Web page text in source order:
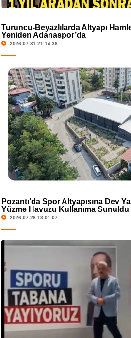
Turuncu-Beyazlılarda Altyapı
Yeniden Adanaspor’da
2026-07-31 21:14:38
Pozantı’da Spor Altyapısına Dev
Yüzme Havuzu Kullanıma Sunuldu
2026-07-28 13:01:07